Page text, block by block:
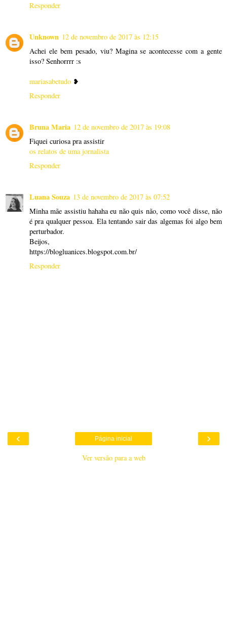
Responder
Unknown 12 de novembro de 2017 às 12:15
Achei ele bem pesado, viu? Magina se acontecesse com a gente
isso? Senhorrrr :s
mariasabetudo ❥
Responder
Bruna Maria 12 de novembro de 2017 às 19:08
Fiquei curiosa pra assistir
os relatos de uma jornalista
Responder
Luana Souza 13 de novembro de 2017 às 07:52
Minha mãe assistiu hahaha eu não quis não, como você disse, não
é pra qualquer pessoa. Ela tentando sair das algemas foi algo bem
perturbador.
Beijos,
https://blogluanices.blogspot.com.br/
Responder
‹ ›
Página inicial
Ver versão para a web